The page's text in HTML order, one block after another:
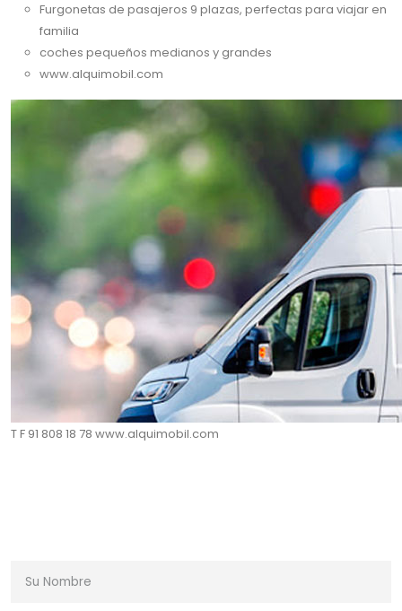
Furgonetas de pasajeros 9 plazas, perfectas para viajar en
familia
coches pequeños medianos y grandes
www.alquimobil.com
T F 91 808 18 78 www.alquimobil.com